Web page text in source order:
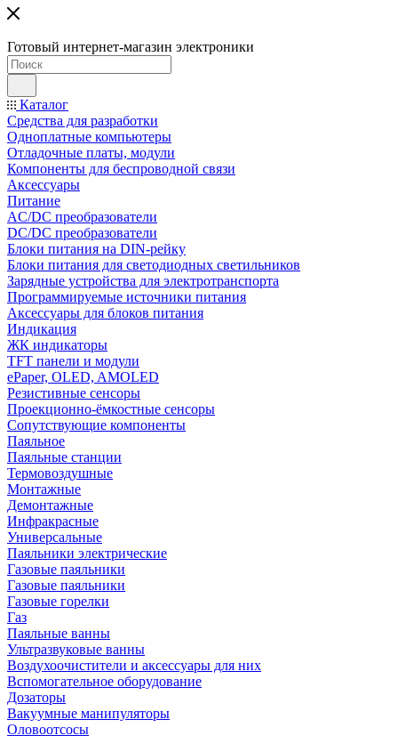
Готовый интернет-магазин электроники
Каталог
Средства для разработки
Одноплатные компьютеры
Отладочные платы, модули
Компоненты для беспроводной связи
Аксессуары
Питание
AC/DC преобразователи
DC/DC преобразователи
Блоки питания на DIN-рейку
Блоки питания для светодиодных светильников
Зарядные устройства для электротранспорта
Программируемые источники питания
Аксессуары для блоков питания
Индикация
ЖК индикаторы
TFT панели и модули
ePaper, OLED, AMOLED
Резистивные сенсоры
Проекционно-ёмкостные сенсоры
Сопутствующие компоненты
Паяльное
Паяльные станции
Термовоздушные
Монтажные
Демонтажные
Инфракрасные
Универсальные
Паяльники электрические
Газовые паяльники
Газовые паяльники
Газовые горелки
Газ
Паяльные ванны
Ультразвуковые ванны
Воздухоочистители и аксессуары для них
Вспомогательное оборудование
Дозаторы
Вакуумные манипуляторы
Оловоотсосы